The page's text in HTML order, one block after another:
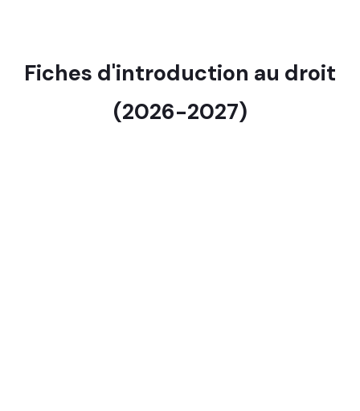
Fiches d'introduction au droit
(2026-2027)